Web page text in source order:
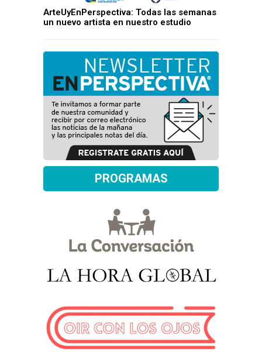
ArteUyEnPerspectiva: Todas las semanas
un nuevo artista en nuestro estudio
PROGRAMAS